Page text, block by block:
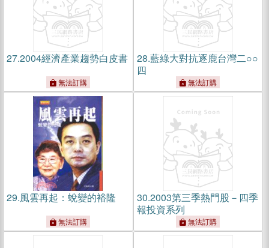
27.2004經濟產業趨勢白皮書
無法訂購
28.藍綠大對抗逐鹿台灣二○○
四
無法訂購
29.風雲再起：蛻變的裕隆
無法訂購
30.2003第三季熱門股－四季
報投資系列
無法訂購